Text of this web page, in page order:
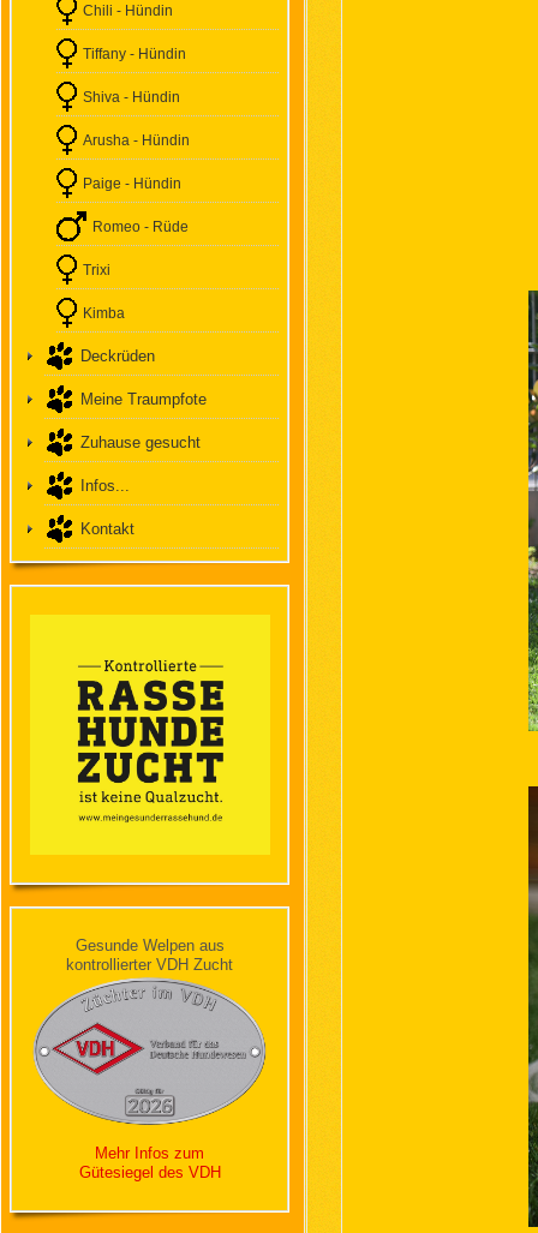
Chili - Hündin
Tiffany - Hündin
Shiva - Hündin
Arusha - Hündin
Paige - Hündin
Romeo - Rüde
Trixi
Kimba
Deckrüden
Meine Traumpfote
Zuhause gesucht
Infos...
Kontakt
Gesunde Welpen aus
kontrollierter VDH Zucht
Mehr Infos zum
Gütesiegel des VDH